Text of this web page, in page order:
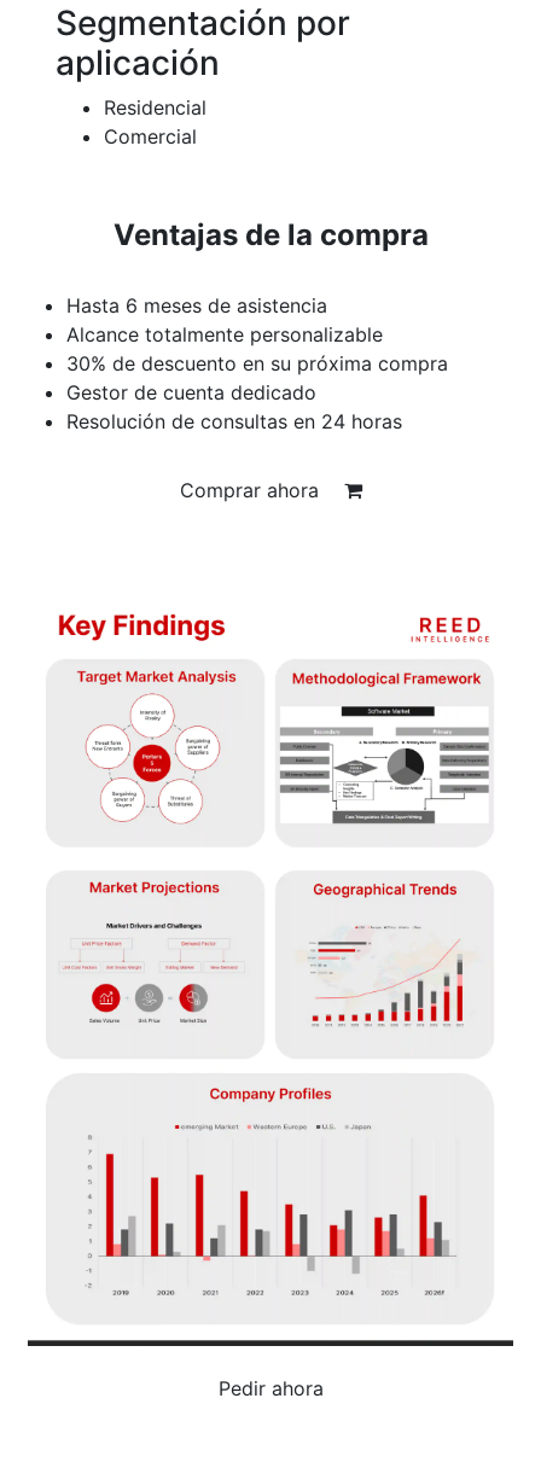
Segmentación por
aplicación
Residencial
Comercial
Ventajas de la compra
Hasta 6 meses de asistencia
Alcance totalmente personalizable
30% de descuento en su próxima compra
Gestor de cuenta dedicado
Resolución de consultas en 24 horas
Comprar ahora
Pedir ahora